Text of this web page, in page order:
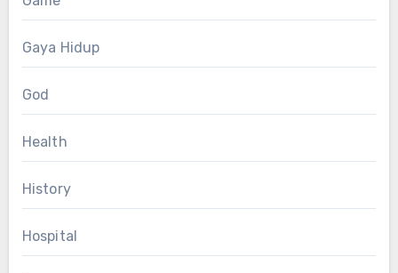
Gaya Hidup
God
Health
History
Hospital